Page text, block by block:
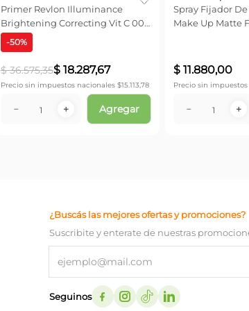
Primer Revlon Illuminance
Brightening Correcting Vit C 002
x 28 ml
-50%
$ 36.575,35$ 18.287,67
Precio sin impuestos nacionales $15.113,78
＋
－ Agregar
Spray Fijador
Make Up Matte
$ 11.880,00
Precio sin
＋
－
¿Buscás las mejores ofertas y promociones?
Suscribite y enterate de nuestras
Seguinos